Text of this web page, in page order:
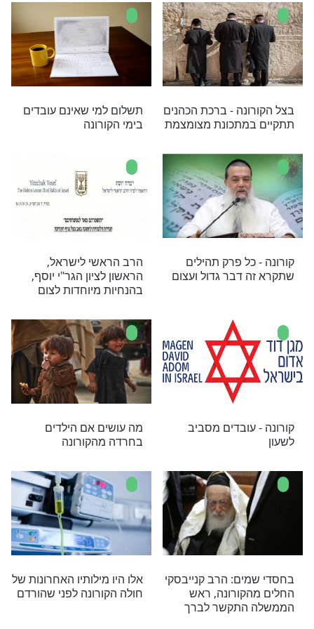
במסר מחזק לעם ישראל בימי הקורונה, הישמעו
הבריאות והתפללו למען עם ישראל
אלה? קראו את מכתב
הרבנים שפורסם לאחרונה
- ברכת הכהנים
מצומצמת
תשלום למי שאינם עובדים
בימי הקורונה